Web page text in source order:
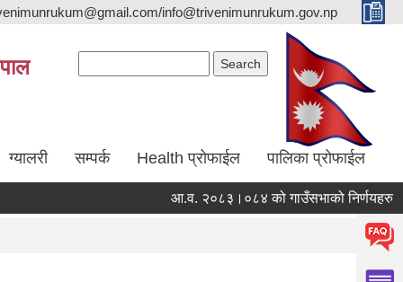
info@trivenimunrukum.gov.np
ग्यालरी सम्पर्क Health प्रोफाईल पालिका प्रोफाईल
आ.व. २०८३।०८४ को गाउँसभाको निर्णयहरु